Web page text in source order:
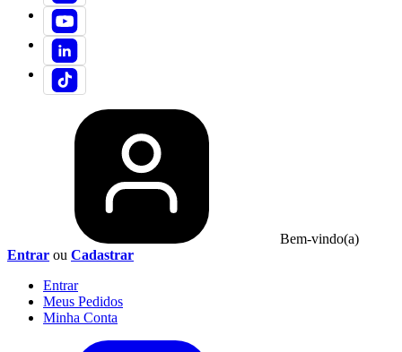
Bem-vindo(a)
Entrar ou Cadastrar
Entrar
Meus Pedidos
Minha Conta